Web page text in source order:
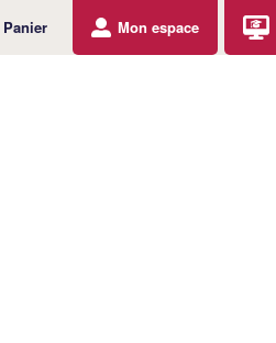
Panier Mon espace